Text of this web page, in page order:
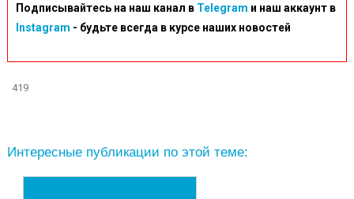
Подписывайтесь на наш канал в Telegram и наш аккаунт в
Instagram - будьте всегда в курсе наших новостей
419
Интересные публикации по этой теме: